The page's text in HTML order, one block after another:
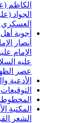
(عليه السلام)
(عليه السلام)
(عليه السلام)
أهل البيت عن
الإمام عليه السلام
عليه السلام
السلام ضرورة
علامات
والزيارات
الأدبية
الشعر